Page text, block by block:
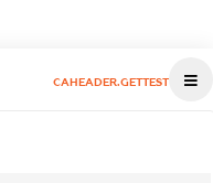
CAHEADER.GETTEST